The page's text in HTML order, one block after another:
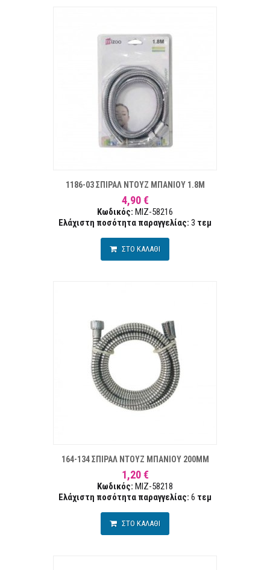
1186-03 ΣΠΙΡΑΛ ΝΤΟΥΖ ΜΠΑΝΙΟΥ 1.8Μ
4,90 €
Κωδικός: MIZ-58216
Ελάχιστη ποσότητα παραγγελίας: 3 τεμ
ΣΤΟ ΚΑΛΑΘΙ
164-134 ΣΠΙΡΑΛ ΝΤΟΥΖ ΜΠΑΝΙΟΥ 200ΜΜ
1,20 €
Κωδικός: MIZ-58218
Ελάχιστη ποσότητα παραγγελίας: 6 τεμ
ΣΤΟ ΚΑΛΑΘΙ